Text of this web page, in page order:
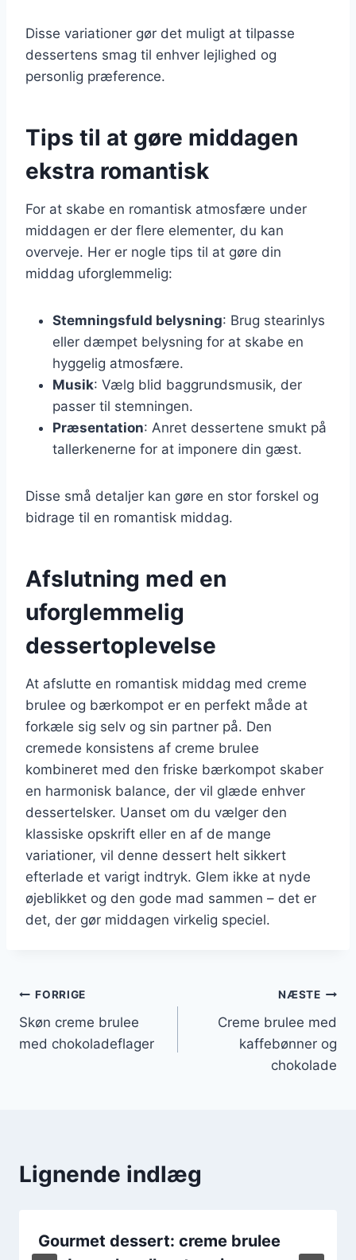
Disse variationer gør det muligt at tilpasse
dessertens smag til enhver lejlighed og
personlig præference.
Tips til at gøre middagen
ekstra romantisk
For at skabe en romantisk atmosfære under
middagen er der flere elementer, du kan
overveje. Her er nogle tips til at gøre din
middag uforglemmelig:
Stemningsfuld belysning: Brug stearinlys
eller dæmpet belysning for at skabe en
hyggelig atmosfære.
Musik: Vælg blid baggrundsmusik, der
passer til stemningen.
Præsentation: Anret dessertene smukt på
tallerkenerne for at imponere din gæst.
Disse små detaljer kan gøre en stor forskel og
bidrage til en romantisk middag.
Afslutning med en
uforglemmelig
dessertoplevelse
At afslutte en romantisk middag med creme
brulee og bærkompot er en perfekt måde at
forkæle sig selv og sin partner på. Den
cremede konsistens af creme brulee
kombineret med den friske bærkompot skaber
en harmonisk balance, der vil glæde enhver
dessertelsker. Uanset om du vælger den
klassiske opskrift eller en af de mange
variationer, vil denne dessert helt sikkert
efterlade et varigt indtryk. Glem ikke at nyde
øjeblikket og den gode mad sammen – det er
det, der gør middagen virkelig speciel.
Indlægsnavigation
FORRIGE
Skøn creme brulee
med chokoladeflager
NÆSTE
Creme brulee med
kaffebønner og
chokolade
Lignende indlæg
Gourmet dessert: creme brulee